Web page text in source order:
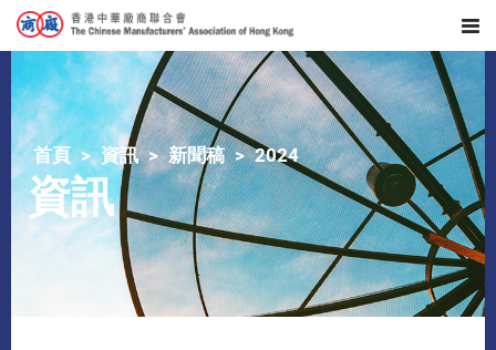
首頁 資訊 新聞稿 2024
資訊